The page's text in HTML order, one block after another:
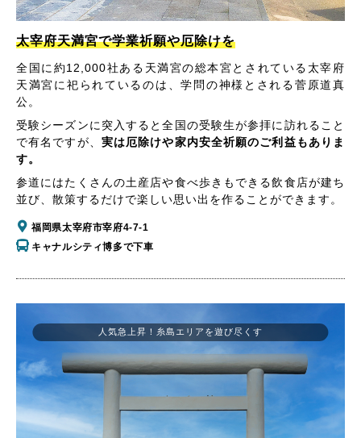
太宰府天満宮で学業祈願や厄除けを
全国に約12,000社ある天満宮の総本宮とされている太宰府
天満宮に祀られているのは、学問の神様とされる菅原道真
公。
受験シーズンに突入すると全国の受験生が参拝に訪れること
で有名ですが、 実は厄除けや家内安全祈願のご利益もありま
す。
参道にはたくさんの土産店や食べ歩きもできる飲食店が建ち
並び、散策するだけで楽しい思い出を作ることができます。
福岡県太宰府市宰府4-7-1
キャナルシティ博多で下車
人気急上昇！糸島エリアを遊び尽くす